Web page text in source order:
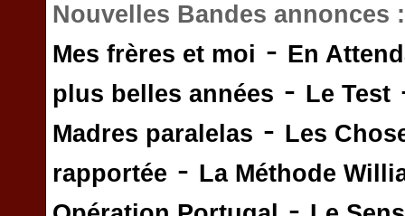
Nouvelles Bandes annonces
Mes frères et moi - En
plus belles années - Le Test
Madres paralelas - Les
rapportée - La Méthode